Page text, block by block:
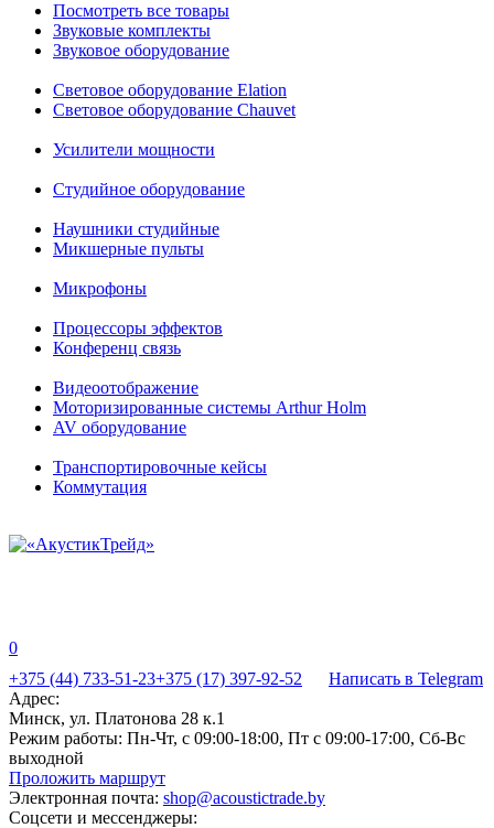
Посмотреть все товары
Звуковые комплекты
Звуковое оборудование
Световое оборудование Elation
Cветовое оборудование Chauvet
Усилители мощности
Студийное оборудование
Наушники студийные
Микшерные пульты
Микрофоны
Процессоры эффектов
Конференц связь
Видеоотображение
Моторизированные системы Arthur Holm
AV оборудование
Транспортировочные кейсы
Коммутация
0
+375 (44) 733-51-23+375 (17) 397-92-52
Написать в Telegram
Адрес:
Минск, ул. Платонова 28 к.1
Режим работы: Пн-Чт, с 09:00-18:00, Пт с 09:00-17:00, Сб-Вс
выходной
Проложить маршрут
Электронная почта: shop@acoustictrade.by
Соцсети и мессенджеры: